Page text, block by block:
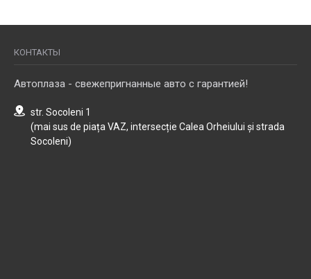
КОНТАКТЫ
Автоплаза - свежепригнанные авто с гарантией!
str. Socoleni 1
(mai sus de piața VAZ, intersecție Calea Orheiului și strada
Socoleni)